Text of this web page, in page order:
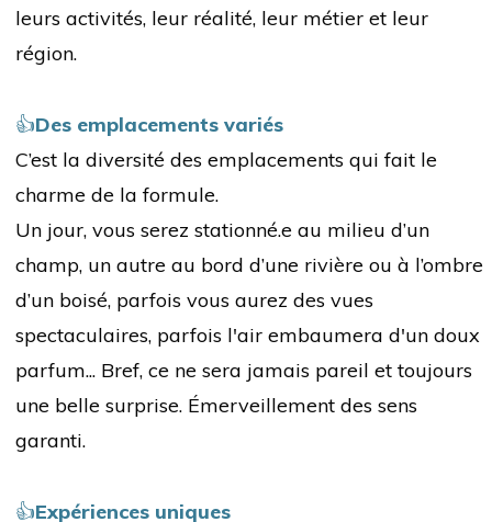
leurs activités, leur réalité, leur métier et leur
région.
👍Des emplacements variés
C’est la diversité des emplacements qui fait le
charme de la formule.
Un jour, vous serez stationné.e au milieu d’un
champ, un autre au bord d’une rivière ou à l’ombre
d’un boisé, parfois vous aurez des vues
spectaculaires, parfois l'air embaumera d'un doux
parfum... Bref, ce ne sera jamais pareil et toujours
une belle surprise. Émerveillement des sens
garanti.
👍Expériences uniques